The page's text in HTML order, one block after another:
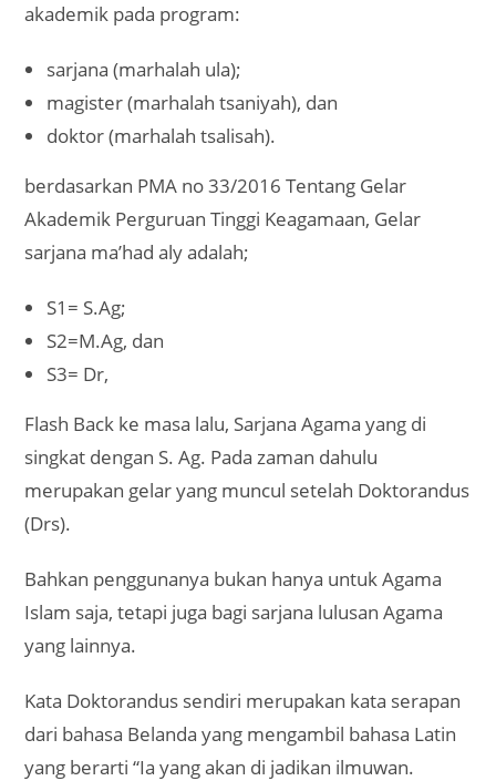
akademik pada program:
sarjana (marhalah ula);
magister (marhalah tsaniyah), dan
doktor (marhalah tsalisah).
berdasarkan PMA no 33/2016 Tentang Gelar
Akademik Perguruan Tinggi Keagamaan, Gelar
sarjana ma’had aly adalah;
S1= S.Ag;
S2=M.Ag, dan
S3= Dr,
Flash Back ke masa lalu, Sarjana Agama yang di
singkat dengan S. Ag. Pada zaman dahulu
merupakan gelar yang muncul setelah Doktorandus
(Drs).
Bahkan penggunanya bukan hanya untuk Agama
Islam saja, tetapi juga bagi sarjana lulusan Agama
yang lainnya.
Kata Doktorandus sendiri merupakan kata serapan
dari bahasa Belanda yang mengambil bahasa Latin
yang berarti “Ia yang akan di jadikan ilmuwan.